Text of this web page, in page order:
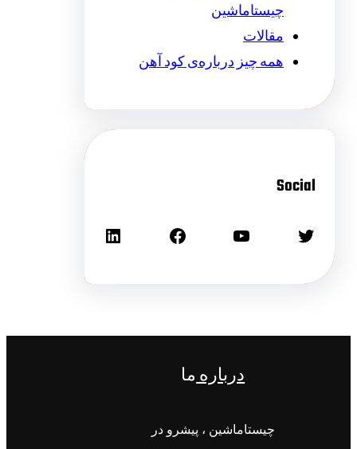
چیستاماشین
مقالات
همه چیز درباره‌ی کود آهن
Social
دربارهما
چیستاماشین ، پیشرو در